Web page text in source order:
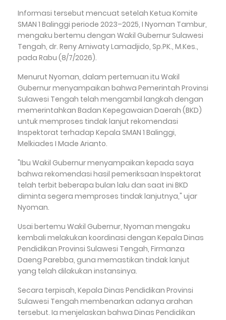
Informasi tersebut mencuat setelah Ketua Komite
SMAN 1 Balinggi periode 2023–2025, I Nyoman Tambur,
mengaku bertemu dengan Wakil Gubernur Sulawesi
Tengah, dr. Reny Arniwaty Lamadjido, Sp.PK., M.Kes.,
pada Rabu (8/7/2026).
Menurut Nyoman, dalam pertemuan itu Wakil
Gubernur menyampaikan bahwa Pemerintah Provinsi
Sulawesi Tengah telah mengambil langkah dengan
memerintahkan Badan Kepegawaian Daerah (BKD)
untuk memproses tindak lanjut rekomendasi
Inspektorat terhadap Kepala SMAN 1 Balinggi,
Melkiades I Made Arianto.
"Ibu Wakil Gubernur menyampaikan kepada saya
bahwa rekomendasi hasil pemeriksaan Inspektorat
telah terbit beberapa bulan lalu dan saat ini BKD
diminta segera memproses tindak lanjutnya," ujar
Nyoman.
Usai bertemu Wakil Gubernur, Nyoman mengaku
kembali melakukan koordinasi dengan Kepala Dinas
Pendidikan Provinsi Sulawesi Tengah, Firmanza
Daeng Parebba, guna memastikan tindak lanjut
yang telah dilakukan instansinya.
Secara terpisah, Kepala Dinas Pendidikan Provinsi
Sulawesi Tengah membenarkan adanya arahan
tersebut. Ia menjelaskan bahwa Dinas Pendidikan